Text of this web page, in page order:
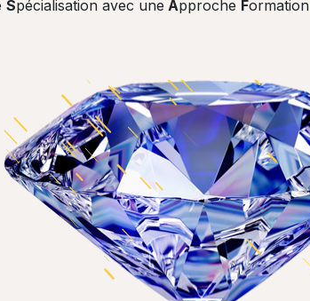
Spécialisation avec une Approche Formation